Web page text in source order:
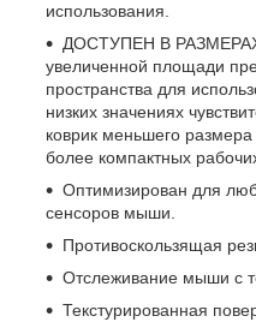
использования.
ДОСТУПЕН В
увеличенной площади
пространства для
низких значениях
коврик меньшего
более компактных
Оптимизирован для
сенсоров мыши.
Противоскользящая
Отслеживание мыши с
Текстурированная